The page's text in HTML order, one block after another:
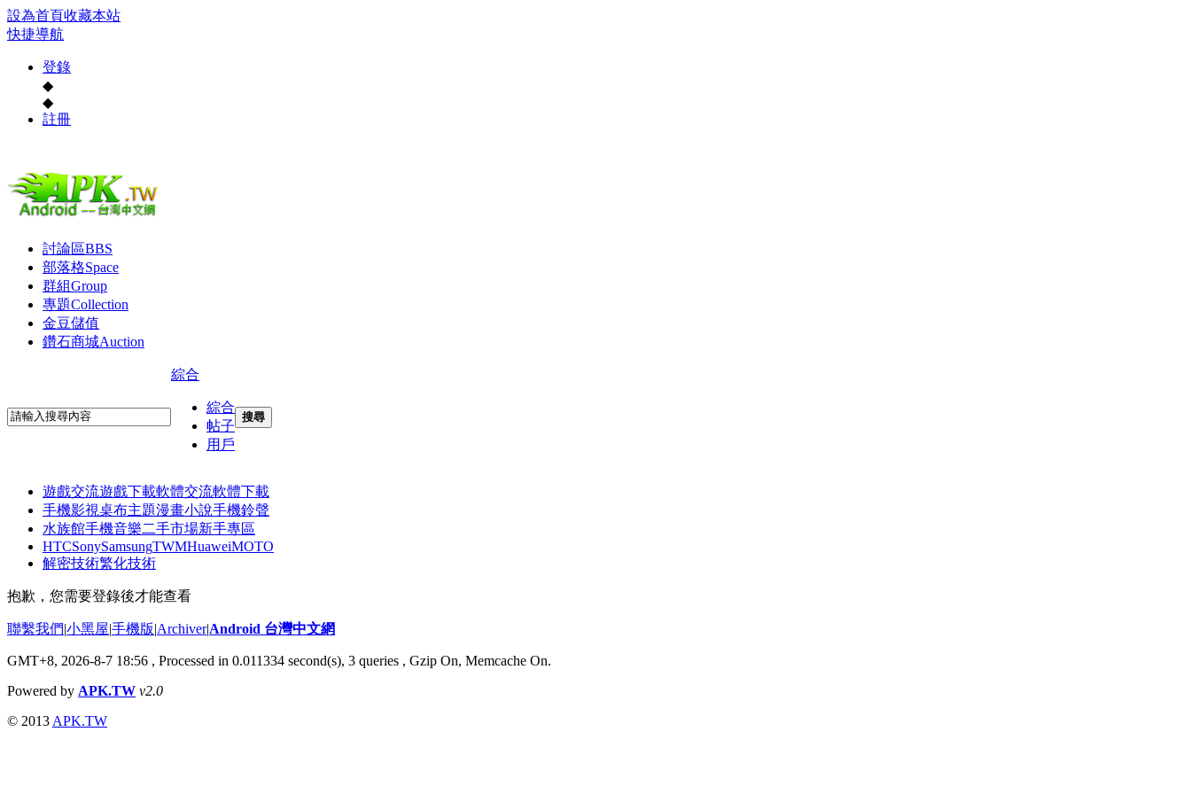
設為首頁收藏本站
快捷導航
登錄
◆
◆
註冊
討論區BBS
部落格Space
群組Group
專題Collection
金豆儲值
鑽石商城Auction
綜合
綜合
帖子
用戶
搜尋
遊戲交流遊戲下載軟體交流軟體下載
手機影視桌布主題漫畫小說手機鈴聲
水族館手機音樂二手市場新手專區
HTCSonySamsungTWMHuaweiMOTO
解密技術繁化技術
抱歉，您需要登錄後才能查看
聯繫我們|小黑屋|手機版|Archiver|Android 台灣中文網
GMT+8, 2026-8-7 18:56 , Processed in 0.011334 second(s), 3 queries , Gzip On, Memcache On.
Powered by APK.TW v2.0
© 2013 APK.TW